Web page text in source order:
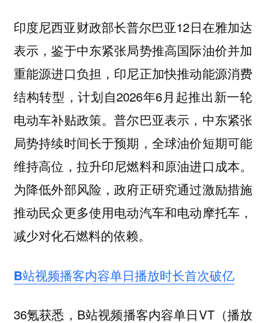
印度尼西亚财政部长普尔巴亚12日在雅加达
表示，鉴于中东紧张局势推高国际油价并加
重能源进口负担，印尼正加快推动能源消费
结构转型，计划自2026年6月起推出新一轮
电动车补贴政策。普尔巴亚表示，中东紧张
局势持续时间长于预期，全球油价短期可能
维持高位，拉升印尼燃料和原油进口成本。
为降低外部风险，政府正研究通过激励措施
推动民众更多使用电动汽车和电动摩托车，
减少对化石燃料的依赖。
B站视频播客内容单日播放时长首次破亿
36氪获悉，B站视频播客内容单日VT（播放